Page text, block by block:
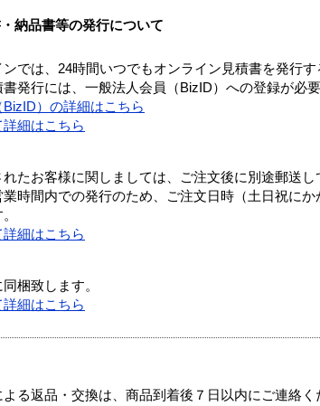
納品書等の発行について
では、24時間いつでもオンライン見積書を発行す
発行には、一般法人会員（BizID）への登録が必要
）の詳細はこちら
細はこちら
たお客様に関しましては、ご注文後に別途郵送し
時間内での発行のため、ご注文日時（土日祝に
細はこちら
梱致します。
細はこちら
る返品・交換は、商品到着後７日以内にご連絡